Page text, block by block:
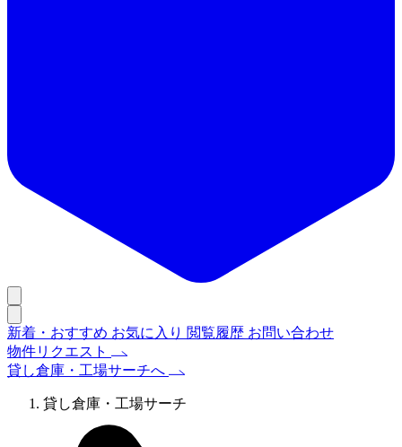
新着・おすすめ お気に入り 閲覧履歴 お問い合わせ
物件リクエスト
貸し倉庫・工場サーチへ
貸し倉庫・工場サーチ